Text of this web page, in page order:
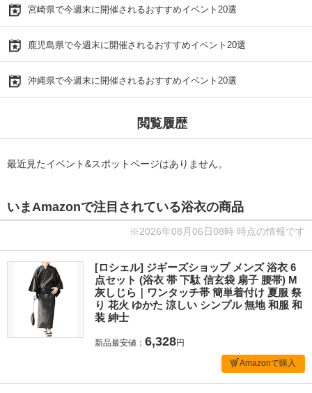
宮崎県で今週末に開催されるおすすめイベント20選
鹿児島県で今週末に開催されるおすすめイベント20選
沖縄県で今週末に開催されるおすすめイベント20選
閲覧履歴
最近見たイベント&スポットページはありません。
いまAmazonで注目されている浴衣の商品
※2026年08月06日08時 時点の情報です
[ロシェル] ジギーズショップ メンズ 浴衣 6
点セット (浴衣 帯 下駄 信玄袋 扇子 腰帯) M
灰しじら｜ワンタッチ帯 簡単着付け 夏服 祭
り 花火 ゆかた 涼しい シンプル 無地 和服 和
装 紳士
新品最安値： 6,328円
Amazonで購入